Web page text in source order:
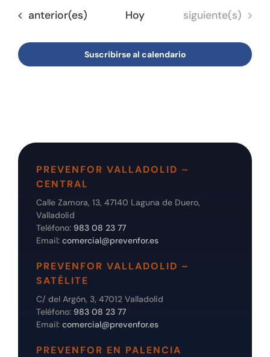
Eventos
anterior(es) Hoy Eventos
siguiente(s)
Suscribirse al calendario
PREVENFOR VALLADOLID –
CENTRAL
Calle Zamora, 13, 47140 Laguna de Duero,
Valladolid
Teléfono: 983 08 23 77
Email: comercial@prevenfor.es
PREVENFOR VALLADOLID –
SATÉLITE
C/ del Argón, 3, 47012 Valladolid
Teléfono: 983 08 23 77
Email: comercial@prevenfor.es
PREVENFOR EN PALENCIA